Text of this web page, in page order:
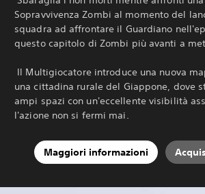
Sopravvivenza Zombi al momento del
squadra ad affrontare il Guardiano
questo capitolo di Zombi più avanti a
Il Multigiocatore introduce una nuova
una cittadina rurale del Giappone, dove
ampi spazi con un'eccellente visibilità
l'azione non si fermi mai.‎
Maggiori informazioni